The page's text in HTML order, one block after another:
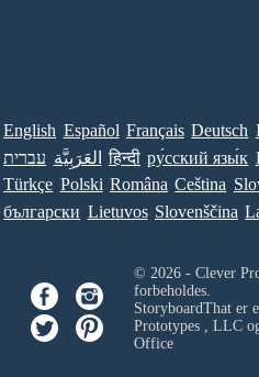
English Español Français Deutsch
עברית العَرَبِيَّة हिन्दी ру́сский язы́к
Türkçe Polski Româna Ceština
български Lietuvos Slovenščina
© 2026 - Clever
forbeholdes.
StoryboardThat er
Prototypes , LLC
Office